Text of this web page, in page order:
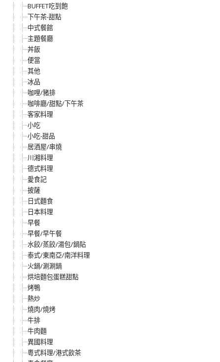
BUFFET吃到飽
下午茶-甜點
中式餐館
主題餐廳
丼飯
便當
其他
冰品
咖哩/豬排
咖啡廳/甜點/下午茶
客家料理
小吃
小吃-甜品
居酒屋/串燒
川湘料理
德式料理
愛食記
披薩
日式麵食
日本料理
早餐
早餐/早午餐
水餃/蒸餃/湯包/鍋貼
泰式/東南亞/南洋料理
火鍋/涮涮鍋
烘培麵包蛋糕甜點
烤鴨
熱炒
燒肉/燒烤
牛排
牛肉麵
異國料理
粵式料理/港式飲茶